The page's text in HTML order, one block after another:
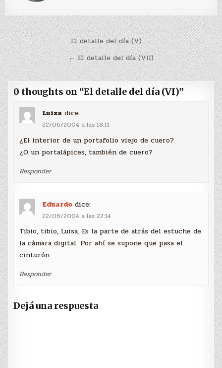
Navegación
de
entradas
El detalle del día (V) →
← El detalle del día (VII)
0 thoughts on “El detalle del día (VI)”
Luisa dice:
22/06/2004 a las 18:11
¿El interior de un portafolio viejo de cuero?
¿O un portalápices, también de cuero?
Responder
Eduardo dice:
22/06/2004 a las 22:14
Tibio, tibio, Luisa. Es la parte de atrás del estuche de
la cámara digital. Por ahí se supone que pasa el
cinturón.
Responder
Dejá una respuesta